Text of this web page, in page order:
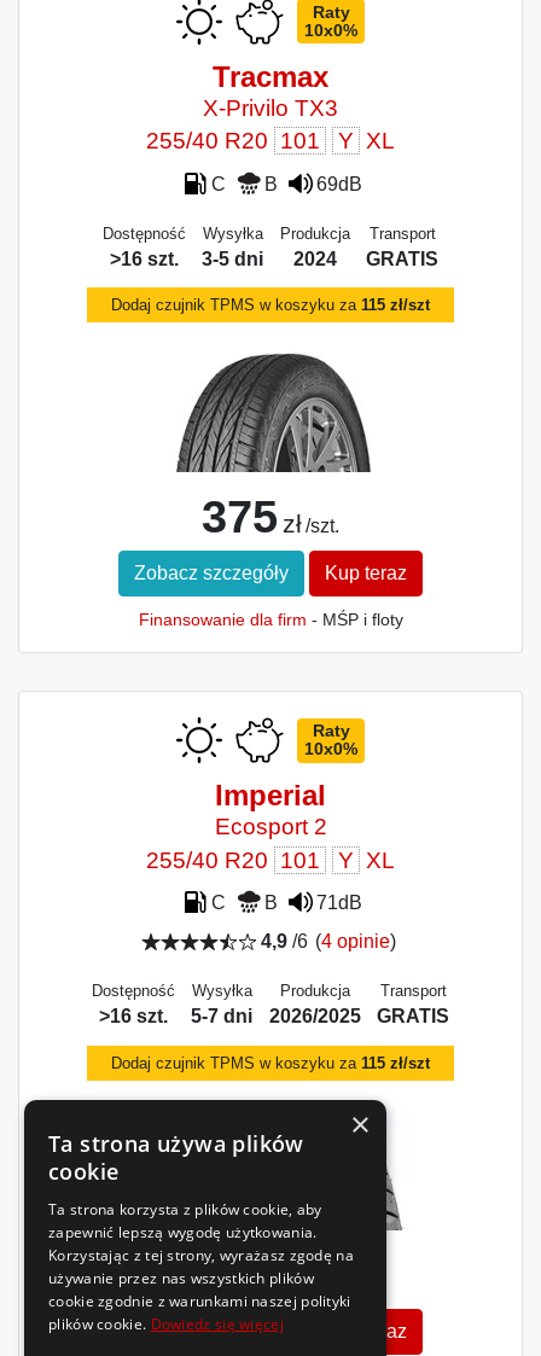
Raty
10x0%
Tracmax
X-Privilo TX3
255/40 R20 101 Y XL
C B 69dB
Dostępność
>16 szt.
Wysyłka
3-5 dni
Produkcja
2024
Transport
GRATIS
Dodaj czujnik TPMS w koszyku za 115 zł/szt
375 zł /szt.
Zobacz szczegóły Kup teraz
Finansowanie dla firm - MŚP i floty
Raty
10x0%
Imperial
Ecosport 2
255/40 R20 101 Y XL
C B
71dB
4,9/6 (4 opinie)
Dostępność
>16 szt.
Wysyłka
5-7 dni
Produkcja
2026/2025
Transport
GRATIS
Dodaj czujnik TPMS w koszyku za 115 zł/szt
377 zł/szt.
Zobacz szczegóły Kup teraz
×
Ta strona używa plików
cookie
Ta strona korzysta z plików cookie, aby
zapewnić lepszą wygodę użytkowania.
Korzystając z tej strony, wyrażasz zgodę na
używanie przez nas wszystkich plików
cookie zgodnie z warunkami naszej polityki
plików cookie. Dowiedz się więcej